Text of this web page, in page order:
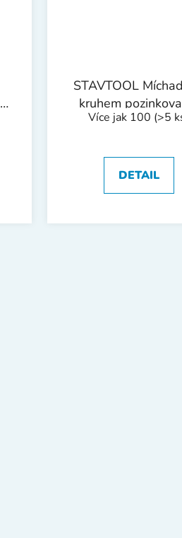
STAVTOOL
kruhem
šestihranná
Více jak 100 (>5
DETAIL